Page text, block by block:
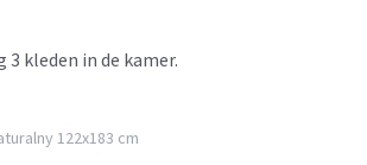
3 kleden in de kamer.
122x183 cm